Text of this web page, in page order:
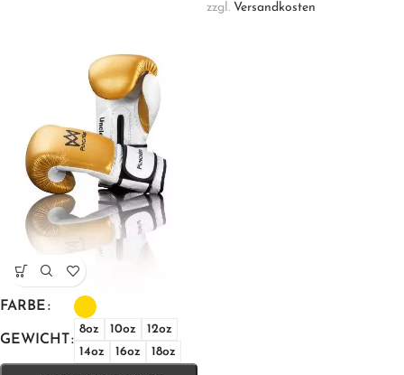
zzgl. Versandkosten
FARBE
GEWICHT
8oz 10oz
12oz
14oz
16oz 18oz